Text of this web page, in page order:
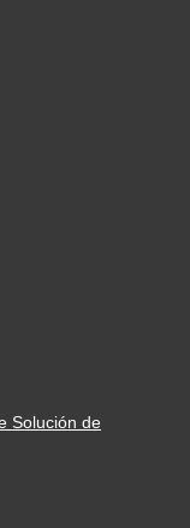
Solución de